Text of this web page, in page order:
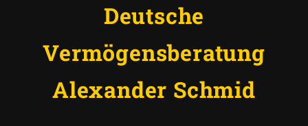
Deutsche
Vermögensberatung
Alexander Schmid